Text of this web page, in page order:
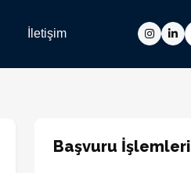
İletişim
Başvuru İşlemleri